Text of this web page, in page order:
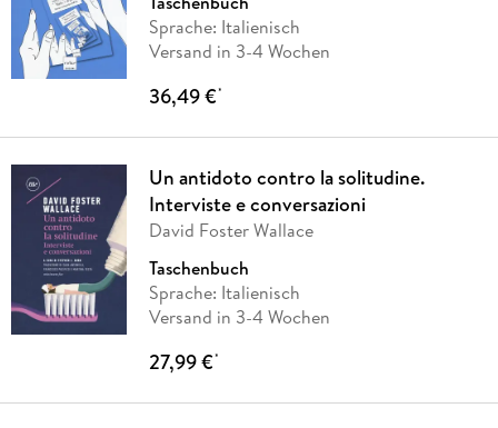
Sprache: Italienisch
Versand in 3-4 Wochen
36,49 €*
Un antidoto contro la solitudine.
Interviste e conversazioni
David Foster Wallace
Taschenbuch
Sprache: Italienisch
Versand in 3-4 Wochen
27,99 €*